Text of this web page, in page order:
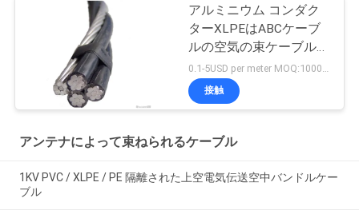
アルミニウム コンダク
ターXLPEはABCケーブ
ルの空気の束ケーブルを
絶縁した
0.1-5USD per meter MOQ:1000M
接触
アンテナによって束ねられるケーブル
1KV PVC / XLPE / PE 隔離された上空電気伝送空中バンドルケー
ブル